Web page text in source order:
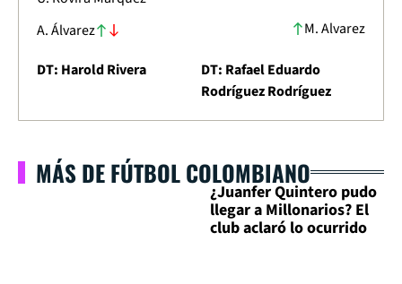
A. Álvarez
M. Alvarez
DT: Harold Rivera
DT: Rafael Eduardo
Rodríguez Rodríguez
MÁS DE FÚTBOL COLOMBIANO
¿Juanfer Quintero pudo
llegar a Millonarios? El
club aclaró lo ocurrido